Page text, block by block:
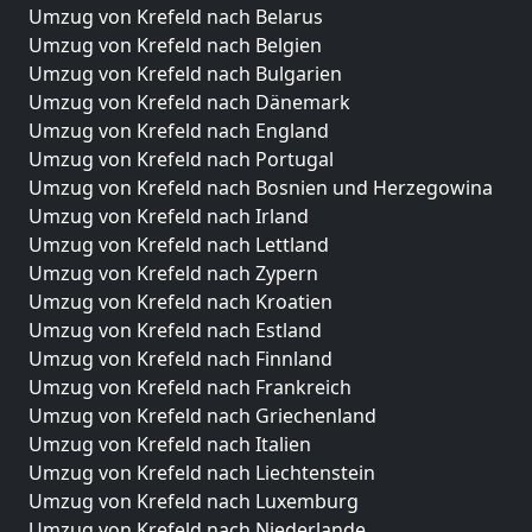
Umzug von Krefeld nach Belarus
Umzug von Krefeld nach Belgien
Umzug von Krefeld nach Bulgarien
Umzug von Krefeld nach Dänemark
Umzug von Krefeld nach England
Umzug von Krefeld nach Portugal
Umzug von Krefeld nach Bosnien und Herzegowina
Umzug von Krefeld nach Irland
Umzug von Krefeld nach Lettland
Umzug von Krefeld nach Zypern
Umzug von Krefeld nach Kroatien
Umzug von Krefeld nach Estland
Umzug von Krefeld nach Finnland
Umzug von Krefeld nach Frankreich
Umzug von Krefeld nach Griechenland
Umzug von Krefeld nach Italien
Umzug von Krefeld nach Liechtenstein
Umzug von Krefeld nach Luxemburg